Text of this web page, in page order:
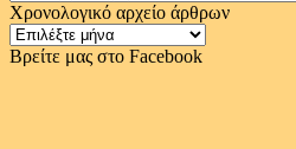
Χρονολογικό αρχείο άρθρων
Χρονολογικό
αρχείο
Βρείτε μας στο Facebook